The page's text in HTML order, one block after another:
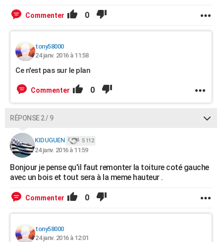
Commenter 0
tony58000
24 janv. 2016 à 11:58
Ce n'est pas sur le plan
Commenter 0
RÉPONSE 2 / 9
KIDUGUEN 5 112
24 janv. 2016 à 11:59
Bonjour je pense qu'il faut remonter la toiture coté gauche
avec un bois et tout sera à la meme hauteur .
Commenter 0
tony58000
24 janv. 2016 à 12:01